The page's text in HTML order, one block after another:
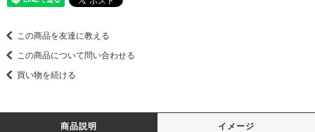
この商品を友達に教える
この商品について問い合わせる
買い物を続ける
商品説明 イメージ